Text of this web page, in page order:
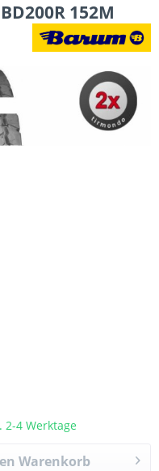
152M
4 Werktage
Warenkorb